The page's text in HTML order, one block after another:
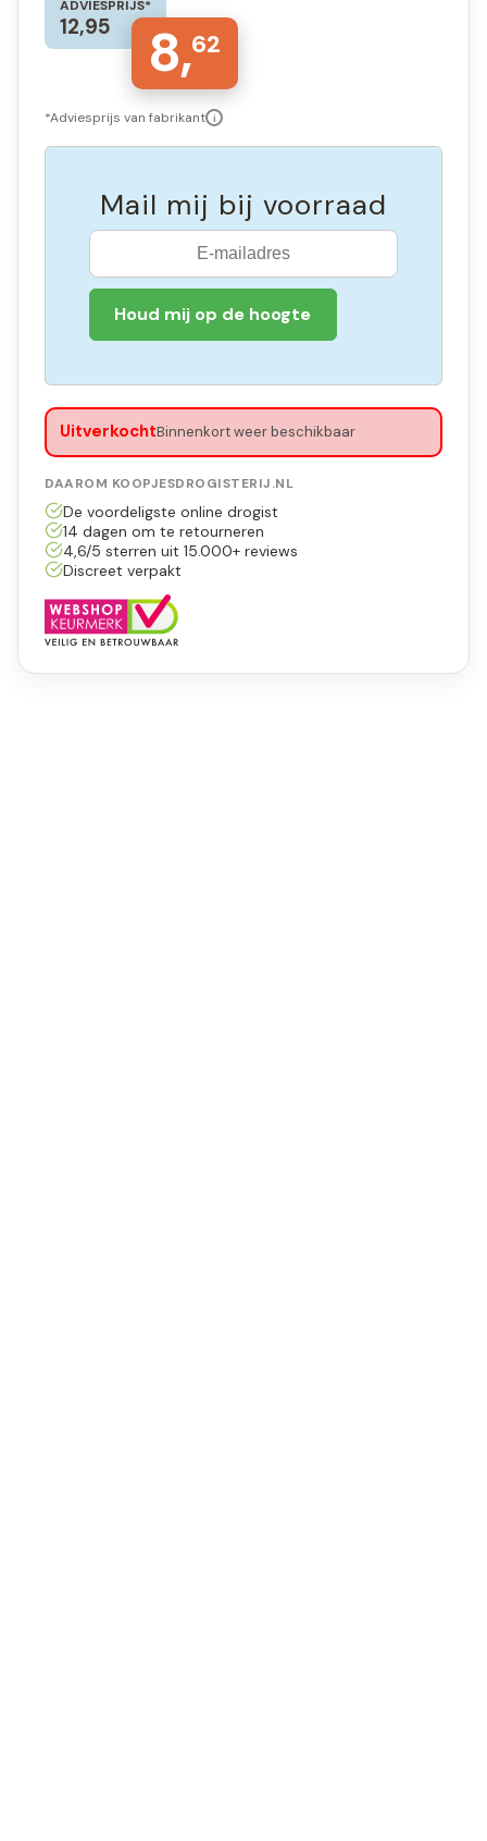
ADVIESPRIJS*
12,95 8,62
*Adviesprijs van fabrikant i
Mail mij bij voorraad
Houd mij op de hoogte
UitverkochtBinnenkort weer beschikbaar
DAAROM KOOPJESDROGISTERIJ.NL
De voordeligste online drogist
14 dagen om te retourneren
4,6/5 sterren uit 15.000+ reviews
Discreet verpakt